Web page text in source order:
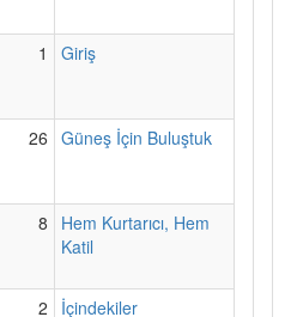
1 Giriş
26 Güneş İçin Buluştuk
8
Hem Kurtarıcı, Hem
Katil
2 İçindekiler